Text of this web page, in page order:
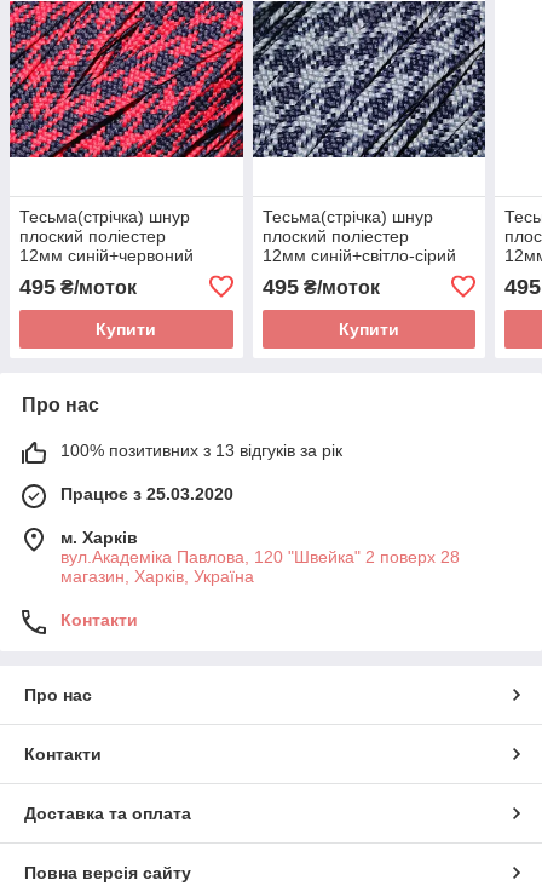
Тесьма(стрічка) шнур
плоский поліестер
12мм синій+червоний
495 ₴/моток
Купити
Тесьма(стрічка) шнур
плоский поліестер
12мм синій+світло-сірий
495₴/моток
Купити
495
Про нас
100% позитивних з 13 відгуків за рік
Працює з 25.03.2020
м. Харків
вул.Академіка Павлова, 120 "Швейка" 2 поверх 28
магазин, Харків, Україна
Контакти
Про нас
Контакти
Доставка та оплата
Повна версія сайту